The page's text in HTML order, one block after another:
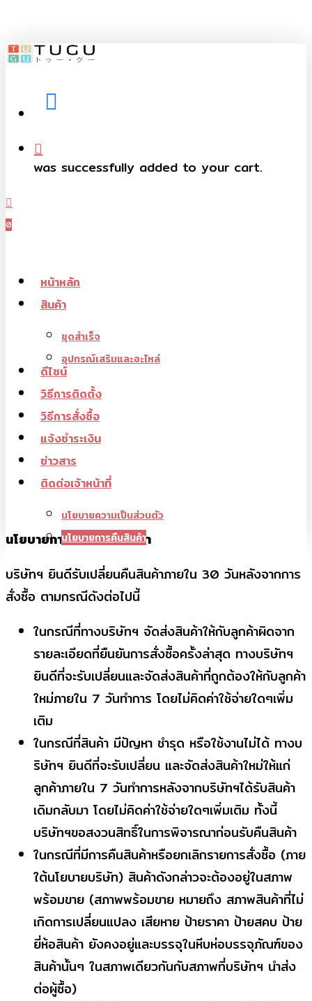
main
was successfully added to your cart.
Menu
0
หน้าหลัก
สินค้า
ชุดสำเร็จ
อุปกรณ์เสริมและอะไหล่
ดีไซน์
วิธีการติดตั้ง
วิธีการสั่งซื้อ
แจ้งชำระเงิน
ข่าวสาร
ติดต่อเจ้าหน้าที่
นโยบายความเป็นส่วนตัว
นโยบายการคืนสินค้า
นโยบายการเปลี่ยนคืนสินค้า
บริษัทฯ ยินดีรับเปลี่ยนคืนสินค้าภายใน 30 วันหลังจากการ
สั่งซื้อ ตามกรณีดังต่อไปนี้
ในกรณีที่ทางบริษัทฯ จัดส่งสินค้าให้กับลูกค้าผิดจาก
รายละเอียดที่ยืนยันการสั่งซื้อครั้งล่าสุด ทางบริษัทฯ
ยินดีที่จะรับเปลี่ยนและจัดส่งสินค้าที่ถูกต้องให้กับลูกค้า
ใหม่ภายใน 7 วันทำการ โดยไม่คิดค่าใช้จ่ายใดๆเพิ่ม
เติม
ในกรณีที่สินค้า มีปัญหา ชำรุด หรือใช้งานไม่ได้ ทางบ
ริษัทฯ ยินดีที่จะรับเปลี่ยน และจัดส่งสินค้าใหม่ให้แก่
ลูกค้าภายใน 7 วันทำการหลังจากบริษัทฯได้รับสินค้า
เดิมกลับมา โดยไม่คิดค่าใช้จ่ายใดๆเพิ่มเติม ทั้งนี้
บริษัทฯขอสงวนสิทธิ์ในการพิจารณาก่อนรับคืนสินค้า
ในกรณีที่มีการคืนสินค้าหรือยกเลิกรายการสั่งซื้อ (ภาย
ใต้นโยบายบริษัท) สินค้าดังกล่าวจะต้องอยู่ในสภาพ
พร้อมขาย (สภาพพร้อมขาย หมายถึง สภาพสินค้าที่ไม่
เกิดการเปลี่ยนแปลง เสียหาย ป้ายราคา ป้ายสคบ ป้าย
ยี่ห้อสินค้า ยังคงอยู่และบรรจุในหีบห่อบรรจุภัณฑ์ของ
สินค้านั้นๆ ในสภาพเดียวกันกับสภาพที่บริษัทฯ นำส่ง
ต่อผู้ซื้อ)